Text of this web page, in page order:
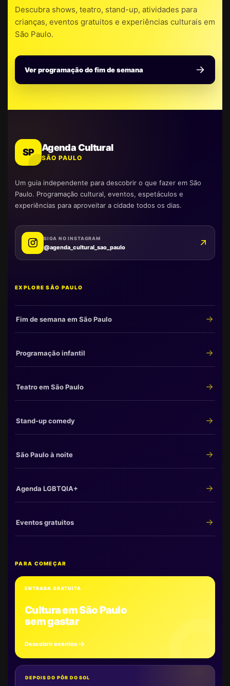
Descubra shows, teatro, stand-up, atividades para
crianças, eventos gratuitos e experiências culturais em
São Paulo.
Ver programação do fim de semana
SP Agenda Cultural
SÃO PAULO
Um guia independente para descobrir o que fazer em São
Paulo. Programação cultural, eventos, espetáculos e
experiências para aproveitar a cidade todos os dias.
SIGA NO INSTAGRAM
@agenda_cultural_sao_paulo
EXPLORE SÃO PAULO
Fim de semana em São Paulo
Programação infantil
Teatro em São Paulo
Stand-up comedy
São Paulo à noite
Agenda LGBTQIA+
Eventos gratuitos
PARA COMEÇAR
ENTRADA GRATUITA
Cultura em São Paulo
sem gastar
Descobrir eventos
DEPOIS DO PÔR DO SOL